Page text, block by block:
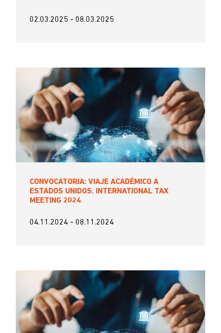
02.03.2025 - 08.03.2025
CONVOCATORIA: VIAJE ACADÉMICO A
ESTADOS UNIDOS. INTERNATIONAL TAX
MEETING 2024
04.11.2024 - 08.11.2024